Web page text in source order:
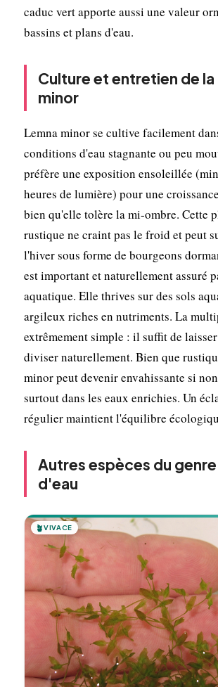
caduc vert apporte aussi une valeur
bassins et plans d'eau.
Culture et entretien de la
minor
Lemna minor se cultive facilement
conditions d'eau stagnante ou peu
préfère une exposition ensoleillée
heures de lumière) pour une
bien qu'elle tolère la mi-ombre. Cette
rustique ne craint pas le froid et peut
l'hiver sous forme de bourgeons
est important et naturellement assuré
aquatique. Elle thrives sur des sols
argileux riches en nutriments. La
extrêmement simple : il suffit de
diviser naturellement. Bien que
minor peut devenir envahissante si
surtout dans les eaux enrichies. Un
régulier maintient l'équilibre
Autres espèces du
d'eau
🪴VIVACE